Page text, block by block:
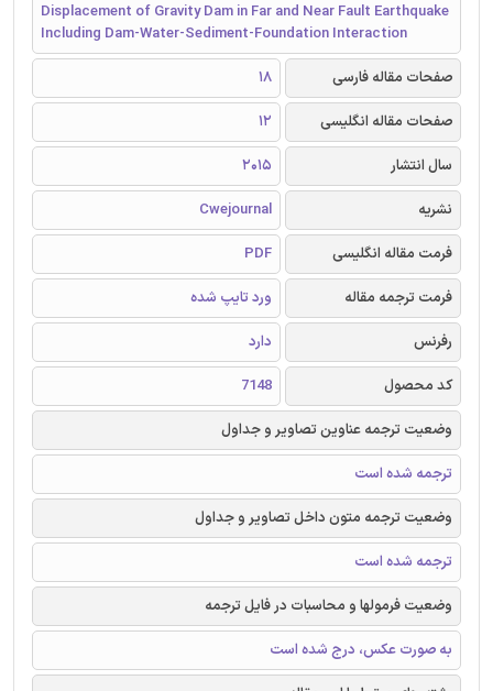
Displacement of Gravity Dam in Far and Near Fault Earthquake
Including Dam-Water-Sediment-Foundation Interaction
صفحات مقاله فارسی
18
صفحات مقاله انگلیسی
12
سال انتشار
2015
نشریه
Cwejournal
فرمت مقاله انگلیسی
PDF
فرمت ترجمه مقاله
ورد تایپ شده
رفرنس
دارد
کد محصول
7148
وضعیت ترجمه عناوین تصاویر و جداول
ترجمه شده است
وضعیت ترجمه متون داخل تصاویر و جداول
ترجمه شده است
وضعیت فرمولها و محاسبات در فایل ترجمه
به صورت عکس، درج شده است